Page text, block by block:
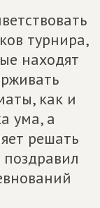
турнира,
находят
как и
ума, а
решать